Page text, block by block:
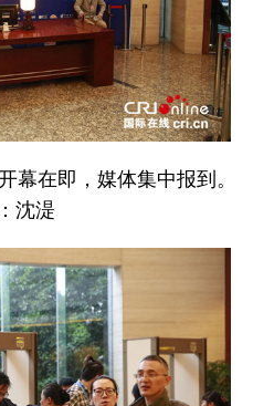
幕在即，媒体集中报到。
沈湜